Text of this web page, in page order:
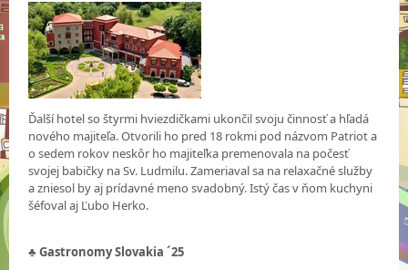
Ďalší hotel so štyrmi hviezdičkami ukončil svoju činnosť a hľadá
nového majiteľa. Otvorili ho pred 18 rokmi pod názvom Patriot a
o sedem rokov neskôr ho majiteľka premenovala na počesť
svojej babičky na Sv. Ludmilu. Zameriaval sa na relaxačné služby
a zniesol by aj prídavné meno svadobný. Istý čas v ňom kuchyni
šéfoval aj Ľubo Herko.
♣Gastronomy Slovakia ´25